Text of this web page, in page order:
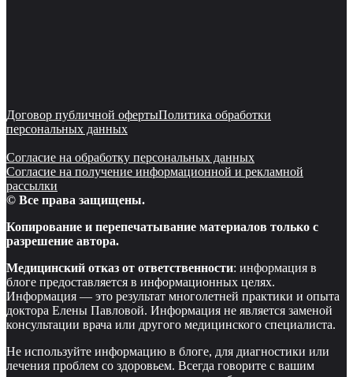
Договор публичной офертыПолитика обработки
персональных данных
Согласие на обработку персональных данных
Согласие на получение информационной и рекламной
рассылки
© Все права защищены.
Копирование и перепечатывание материалов только с
разрешение автора.
Медицинский отказ от ответственности: информация в
блоге предоставляется в информационных целях.
Информация — это результат многолетней практики и опыта
доктора Елены Павловой. Информация не является заменой
консультации врача или другого медицинского специалиста.
Не используйте информацию в блоге, для диагностики или
лечения проблем со здоровьем. Всегда говорите с вашим